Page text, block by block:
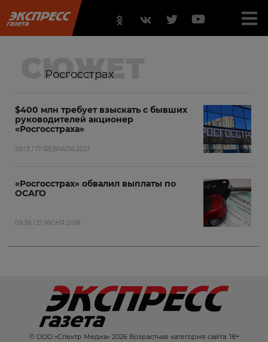
СЮЖЕТ
Росгосстрах
$400 млн требует взыскать с бывших
руководителей акционер
«Росгосстраха»
20:13 / 17 ФЕВРАЛЯ 2021
«Росгосстрах» обвалил выплаты по
ОСАГО
09:38 / 21 ИЮНЯ 2018
© ООО «Спектр Медиа» 2026 Возрастная категория сайта: 18+